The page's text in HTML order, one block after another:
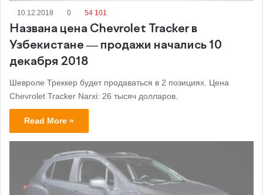
10.12.2018 0 54 101
Названа цена Chevrolet Tracker в
Узбекистане — продажи начались 10
декабря 2018
Шевроле Треккер будет продаваться в 2 позициях. Цена
Chevrolet Tracker Narxi: 26 тысяч долларов.
Read More »